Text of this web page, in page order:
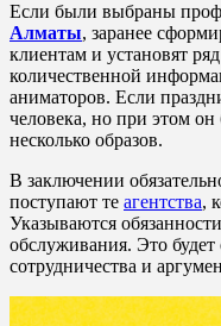
Если были выбраны
Алматы, заранее
клиентам и установят
количественной
аниматоров. Если
человека, но при этом он
несколько образов.
В заключении
поступают те агентства,
Указываются
обслуживания. Это
сотрудничества и